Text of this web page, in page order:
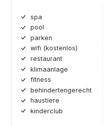
spa
pool
parken
wifi (kostenlos)
restaurant
klimaanlage
fitness
behindertengerecht
haustiere
kinderclub